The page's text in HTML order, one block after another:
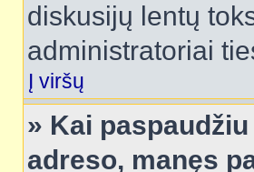
diskusijų lentų
administratoriai
Į viršų
» Kai
adreso, manęs